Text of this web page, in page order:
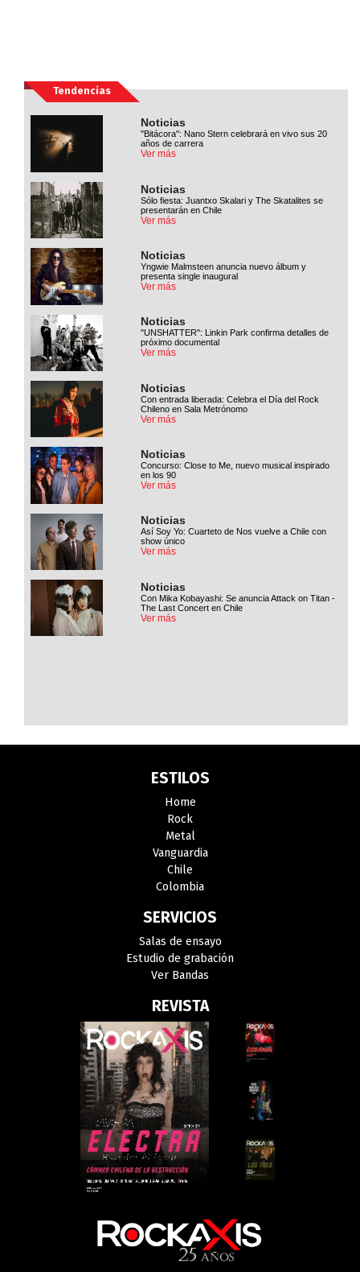
Tendencias
Noticias
''Bitácora'': Nano Stern celebrará en vivo sus 20
años de carrera
Ver más
Noticias
Sólo fiesta: Juantxo Skalari y The Skatalites se
presentarán en Chile
Ver más
Noticias
Yngwie Malmsteen anuncia nuevo álbum y
presenta single inaugural
Ver más
Noticias
''UNSHATTER'': Linkin Park confirma detalles de
próximo documental
Ver más
Noticias
Con entrada liberada: Celebra el Día del Rock
Chileno en Sala Metrónomo
Ver más
Noticias
Concurso: Close to Me, nuevo musical inspirado
en los 90
Ver más
Noticias
Así Soy Yo: Cuarteto de Nos vuelve a Chile con
show único
Ver más
Noticias
Con Mika Kobayashi: Se anuncia Attack on Titan -
The Last Concert en Chile
Ver más
ESTILOS
Home
Rock
Metal
Vanguardia
Chile
Colombia
SERVICIOS
Salas de ensayo
Estudio de grabación
Ver Bandas
REVISTA